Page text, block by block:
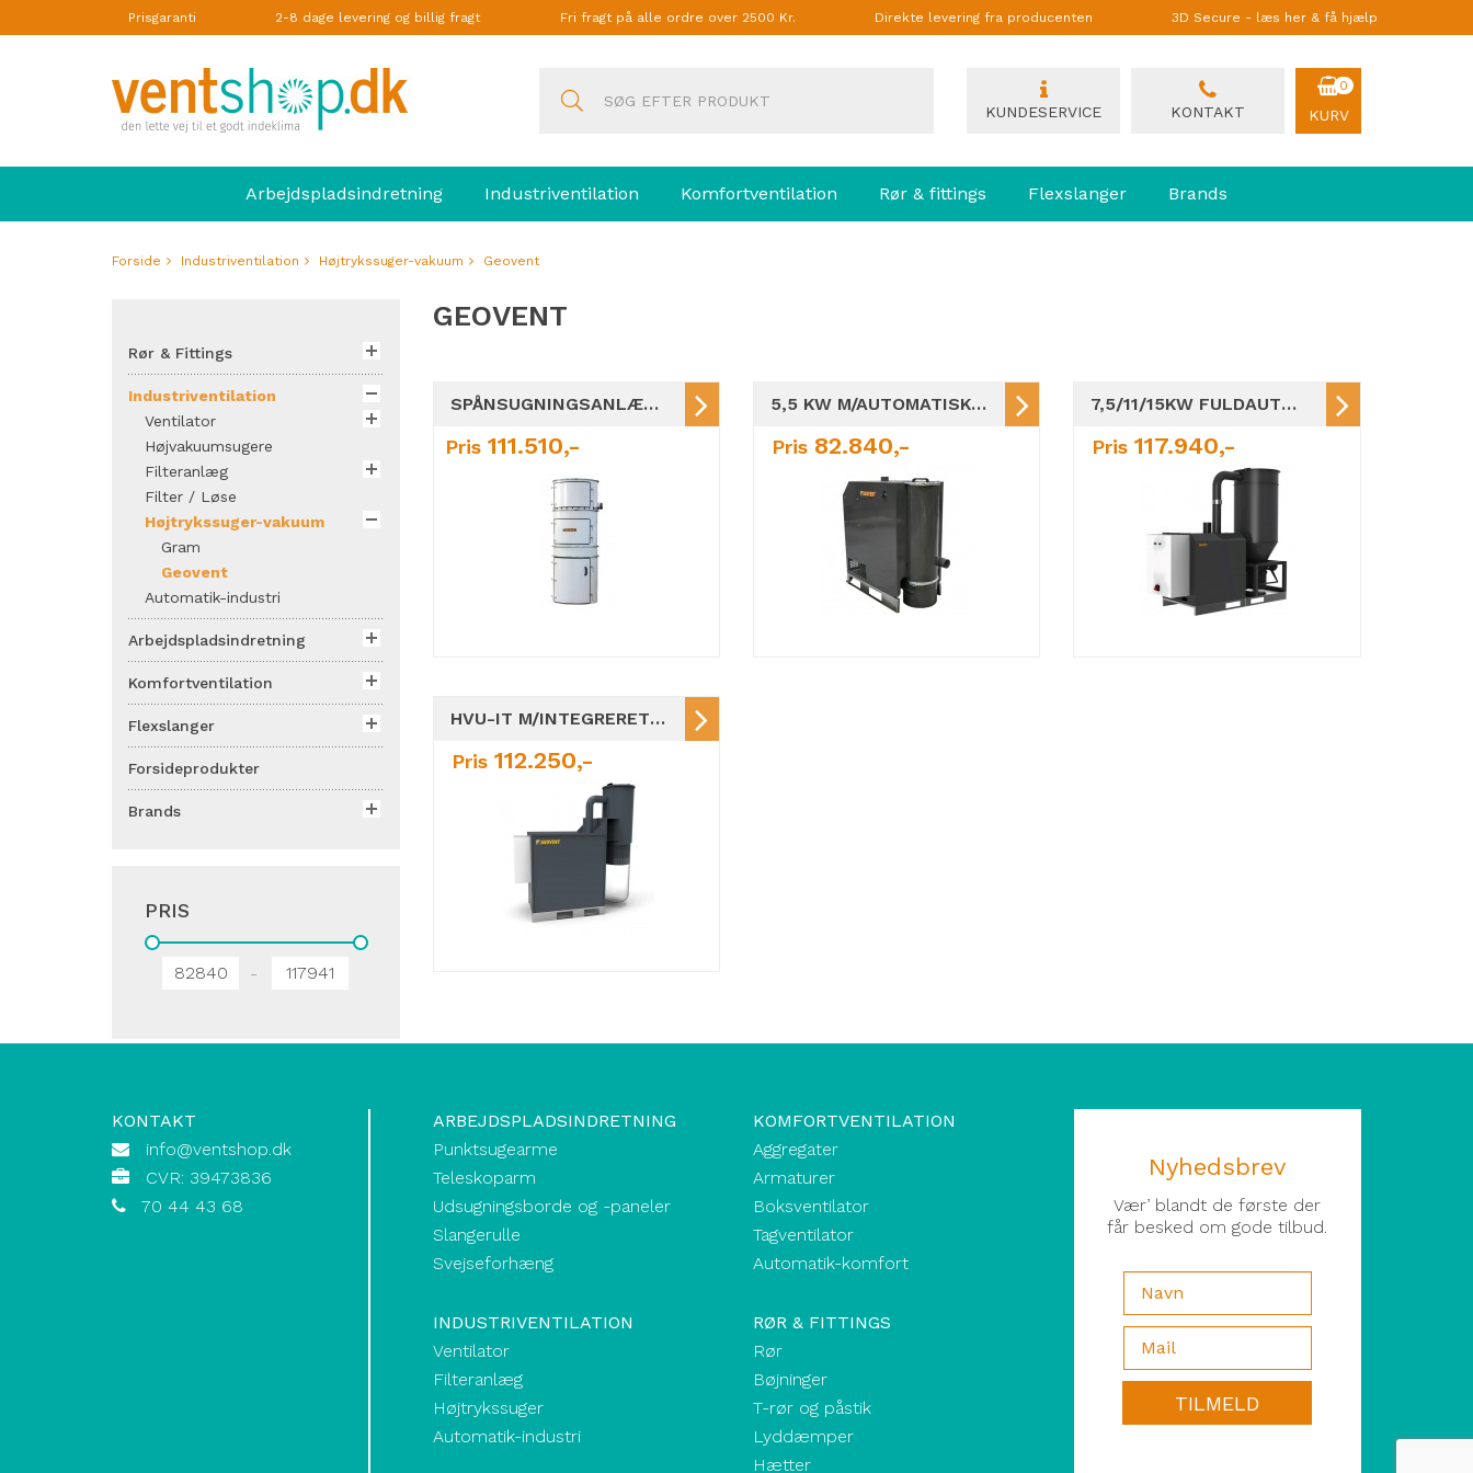
Prisgaranti 2-8 dage levering og billig fragt Fri fragt på alle ordre over 2500 Kr. Direkte levering fra producenten 3D Secure - læs her & få hjælp
KUNDESERVICE KONTAKT
0
KURV
Arbejdspladsindretning Industriventilation Komfortventilation Rør & fittings Flexslanger Brands
Forside Industriventilation Højtrykssuger-vakuum Geovent
Rør & Fittings
Industriventilation
Ventilator
Højvakuumsugere
Filteranlæg
Filter / Løse
Højtrykssuger-vakuum
Gram
Geovent
Automatik-industri
Arbejdspladsindretning
Komfortventilation
Flexslanger
Forsideprodukter
Brands
PRIS
-
GEOVENT
SPÅNSUGNINGSANLÆG GEOJET WE-5,5KW PLUN´N PLAY UNIT
Pris 111.510,-
5,5 KW M/AUTOMATISK TRYKLUFTRENSESYSTEM / HVU LITE HØJVAKUUMANLÆG
Pris 82.840,-
7,5/11/15KW FULDAUTOMATISK TRYKLUFTFILTRERING / HVU HØJVAKUUMANLÆG
Pris 117.940,-
HVU-IT M/INTEGRERET BEHOVSSTYRING OG RENBLÆSNING
Pris 112.250,-
KONTAKT
info@ventshop.dk
CVR: 39473836
70 44 43 68
ARBEJDSPLADSINDRETNING
Punktsugearme
Teleskoparm
Udsugningsborde og -paneler
Slangerulle
Svejseforhæng
INDUSTRIVENTILATION
Ventilator
Filteranlæg
Højtrykssuger
Automatik-industri
KOMFORTVENTILATION
Aggregater
Armaturer
Boksventilator
Tagventilator
Automatik-komfort
RØR & FITTINGS
Rør
Bøjninger
T-rør og påstik
Lyddæmper
Hætter
Nyhedsbrev
Vær’ blandt de første der
får besked om gode tilbud.
TILMELD